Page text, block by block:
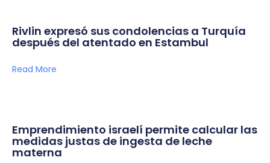
Rivlin expresó sus condolencias a Turquía
después del atentado en Estambul
Read More
Emprendimiento israelí permite calcular las
medidas justas de ingesta de leche
materna